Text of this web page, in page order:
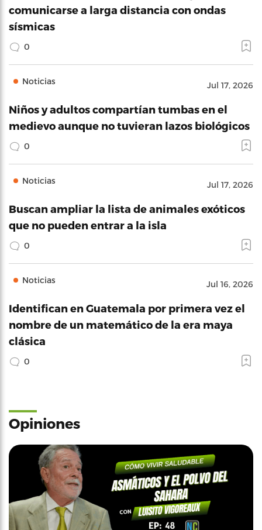
comunicarse a larga distancia con ondas
sísmicas
0
Noticias Jul 17, 2026
Niños y adultos compartían tumbas en el
medievo aunque no tuvieran lazos biológicos
0
Noticias Jul 17, 2026
Buscan ampliar la lista de animales exóticos
que no pueden entrar a la isla
0
Noticias Jul 16, 2026
Identifican en Guatemala por primera vez el
nombre de un matemático de la era maya
clásica
0
Opiniones